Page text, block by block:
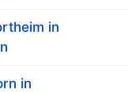
in
in